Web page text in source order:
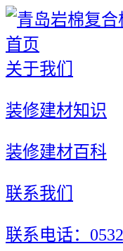
首页
关于我们
装修建材知识
装修建材百科
联系我们
联系电话：